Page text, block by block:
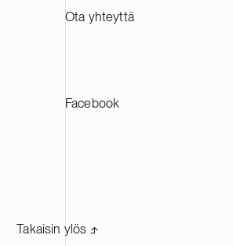
Ota yhteyttä
Facebook
Takaisin ylös ⬏